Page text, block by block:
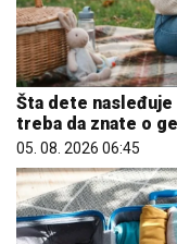
Šta dete nasleđuje
treba da znate o
05. 08. 2026 06:45